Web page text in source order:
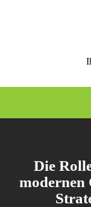
Die
modernen